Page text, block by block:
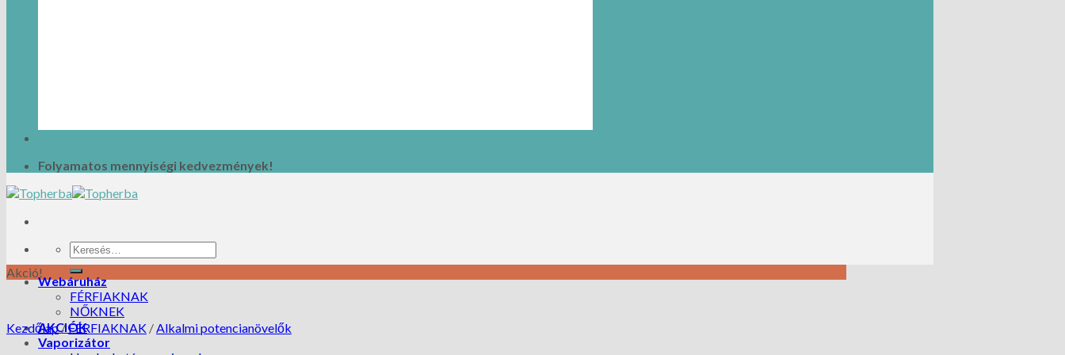
Folyamatos mennyiségi kedvezmények!
Webáruház
FÉRFIAKNAK
NŐKNEK
AKCIÓK
Vaporizátor
Akció!
Kezdőlap/FÉRFIAKNAK /Alkalmi potencianövelők